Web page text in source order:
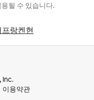
될 수 있습니다.
프랑켄현
Inc.
이용약관